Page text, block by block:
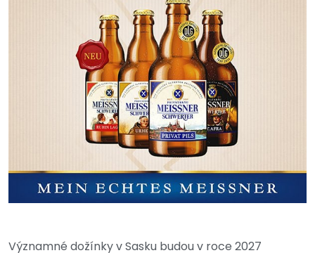
Významné dožínky v Sasku budou v roce 2027